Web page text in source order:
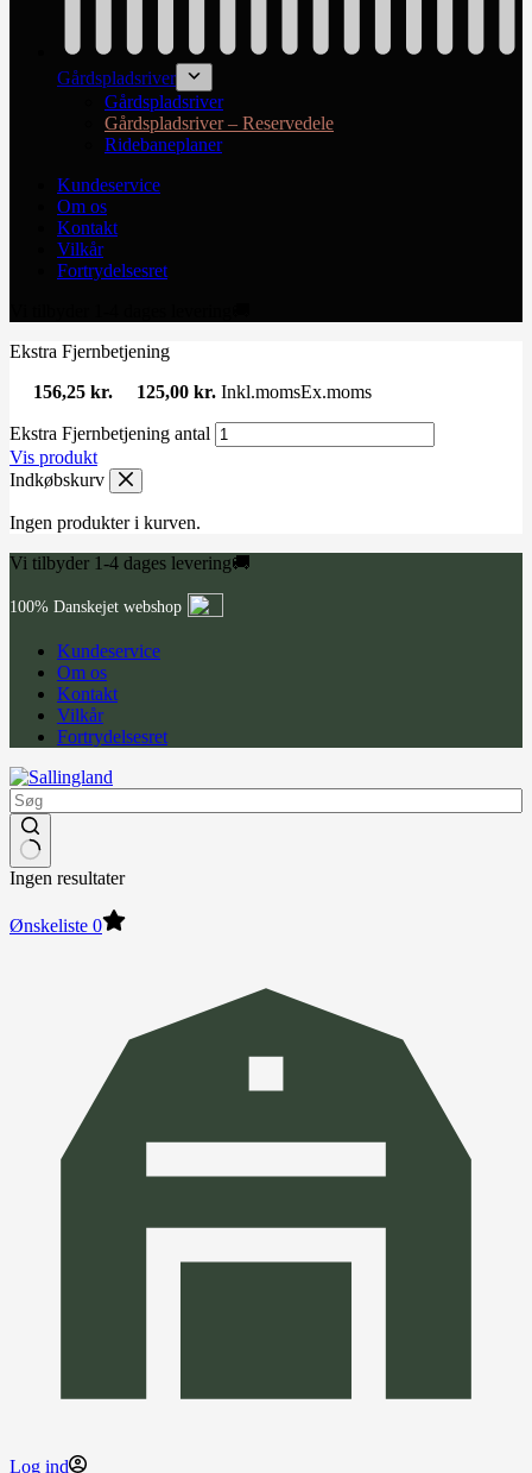
Gårdspladsriver
Gårdspladsriver
Gårdspladsriver – Reservedele
Ridebaneplaner
Kundeservice
Om os
Kontakt
Vilkår
Fortrydelsesret
Ekstra Fjernbetjening
156,25 kr. 125,00 kr. Inkl.momsEx.moms
Ekstra Fjernbetjening antal
Vis produkt
Indkøbskurv
Ingen produkter i kurven.
Vi tilbyder 1-4 dages levering🚚
100% Danskejet webshop
Kundeservice
Om os
Kontakt
Vilkår
Fortrydelsesret
Ingen resultater
Ønskeliste 0
Log ind